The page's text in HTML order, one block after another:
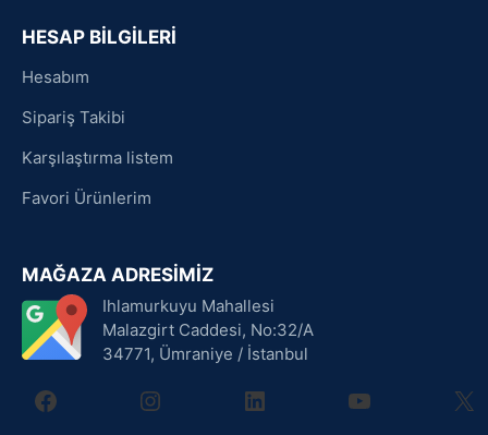
HESAP BİLGİLERİ
Hesabım
Sipariş Takibi
Karşılaştırma listem
Favori Ürünlerim
MAĞAZA ADRESİMİZ
Ihlamurkuyu Mahallesi
Malazgirt Caddesi, No:32/A
34771, Ümraniye / İstanbul
facebookinstagramlinkedin youtube X